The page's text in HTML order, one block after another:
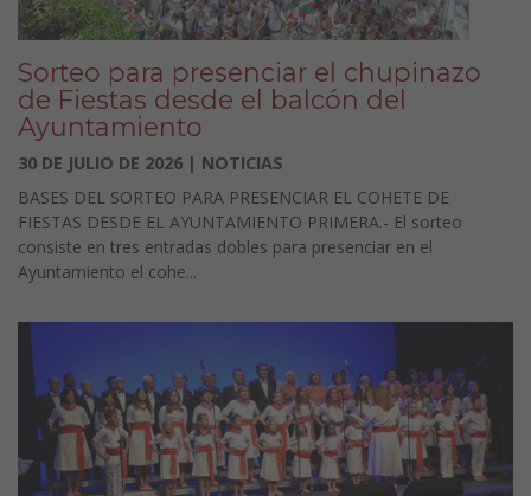
Sorteo para presenciar el chupinazo
de Fiestas desde el balcón del
Ayuntamiento
30 DE JULIO DE 2026 | NOTICIAS
BASES DEL SORTEO PARA PRESENCIAR EL COHETE DE
FIESTAS DESDE EL AYUNTAMIENTO PRIMERA.- El sorteo
consiste en tres entradas dobles para presenciar en el
Ayuntamiento el cohe...